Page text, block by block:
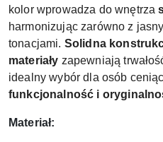
kolor wprowadza do wnętrza
harmonizując zarówno z
tonacjami. Solidna
materiały zapewniają
idealny wybór dla osób
funkcjonalność i
Materiał: